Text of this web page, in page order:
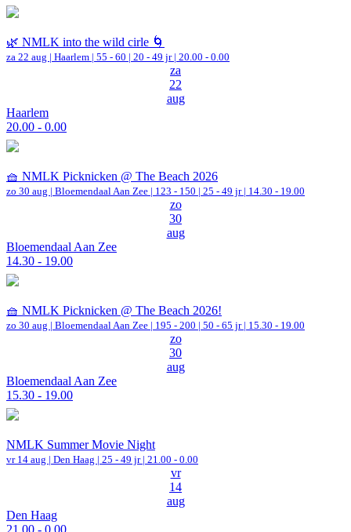
🌿 NMLK into the wild cirle 🌀
za 22 aug | Haarlem | 55 - 60 | 20 - 49 jr | 20.00 - 0.00
za
22
aug
Haarlem
20.00 - 0.00
🧺 NMLK Picknicken @ The Beach 2026
zo 30 aug | Bloemendaal Aan Zee | 123 - 150 | 25 - 49 jr | 14.30 - 19.00
zo
30
aug
Bloemendaal Aan Zee
14.30 - 19.00
🧺 NMLK Picknicken @ The Beach 2026!
zo 30 aug | Bloemendaal Aan Zee | 195 - 200 | 50 - 65 jr | 15.30 - 19.00
zo
30
aug
Bloemendaal Aan Zee
15.30 - 19.00
NMLK Summer Movie Night
vr 14 aug | Den Haag | 25 - 49 jr | 21.00 - 0.00
vr
14
aug
Den Haag
21.00 - 0.00